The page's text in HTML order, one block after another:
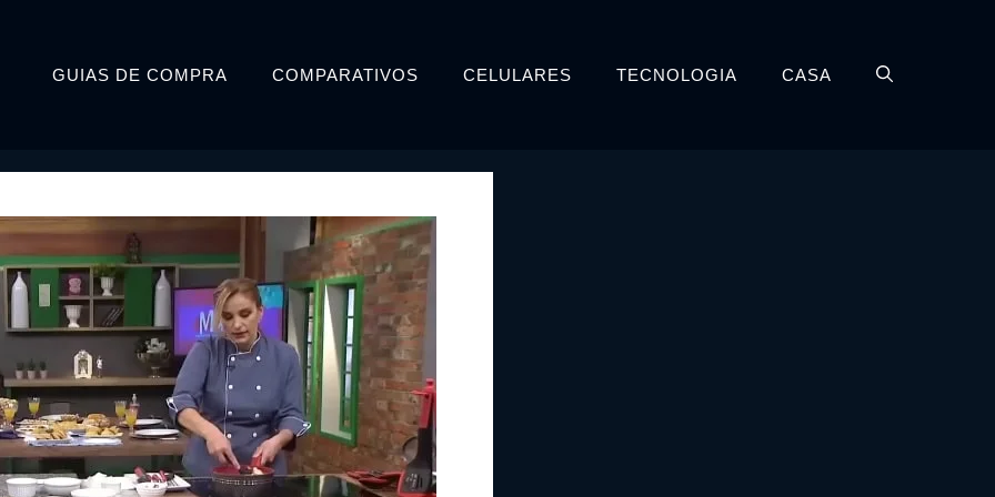
GUIAS DE COMPRA COMPARATIVOS CELULARES TECNOLOGIA CASA